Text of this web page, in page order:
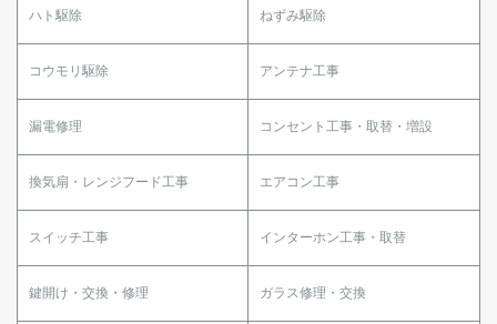
ハト駆除 ねずみ駆除
コウモリ駆除 アンテナ工事
漏電修理 コンセント工事・取替・増設
換気扇・レンジフード工事 エアコン工事
スイッチ工事 インターホン工事・取替
鍵開け・交換・修理 ガラス修理・交換